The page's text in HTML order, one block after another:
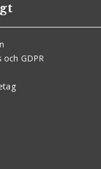
och GDPR